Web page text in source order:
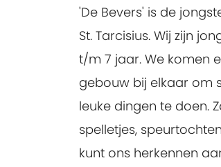
'De Bevers' is de
St. Tarcisius. Wij zijn
t/m 7 jaar. We komen
gebouw bij elkaar om
leuke dingen te doen.
spelletjes,
kunt ons herkennen